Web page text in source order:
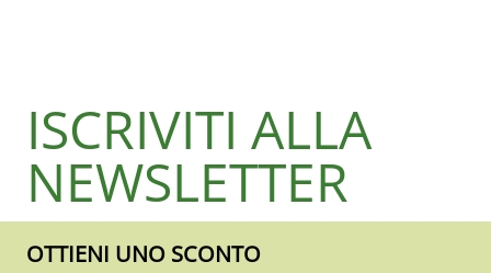
ISCRIVITI ALLA
NEWSLETTER
OTTIENI UNO SCONTO